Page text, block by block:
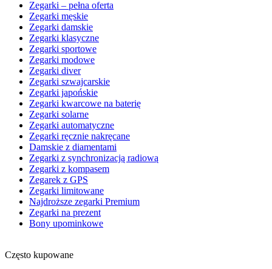
Zegarki – pełna oferta
Zegarki męskie
Zegarki damskie
Zegarki klasyczne
Zegarki sportowe
Zegarki modowe
Zegarki diver
Zegarki szwajcarskie
Zegarki japońskie
Zegarki kwarcowe na baterię
Zegarki solarne
Zegarki automatyczne
Zegarki ręcznie nakręcane
Damskie z diamentami
Zegarki z synchronizacją radiową
Zegarki z kompasem
Zegarek z GPS
Zegarki limitowane
Najdroższe zegarki Premium
Zegarki na prezent
Bony upominkowe
Często kupowane